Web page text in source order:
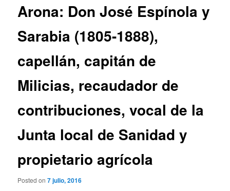
Arona: Don José Espínola y
Sarabia (1805-1888),
capellán, capitán de
Milicias, recaudador de
contribuciones, vocal de la
Junta local de Sanidad y
propietario agrícola
Posted on7 julio, 2016